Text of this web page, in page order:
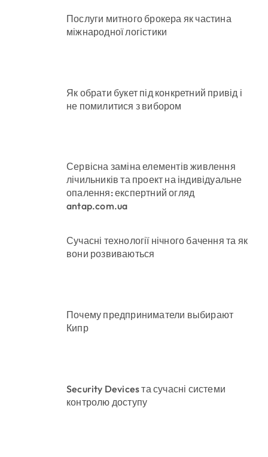
Послуги митного брокера як частина
міжнародної логістики
Як обрати букет під конкретний привід і
не помилитися з вибором
Сервісна заміна елементів живлення
лічильників та проект на індивідуальне
опалення: експертний огляд
antap.com.ua
Сучасні технології нічного бачення та як
вони розвиваються
Почему предприниматели выбирают
Кипр
Security Devices та сучасні системи
контролю доступу